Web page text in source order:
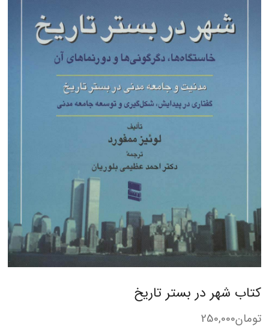
کتاب شهر در بستر تاریخ
تومان250,000